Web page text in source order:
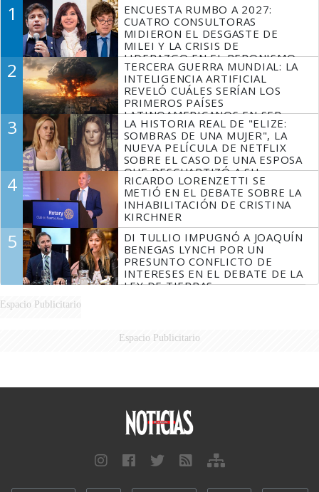
1
ENCUESTA RUMBO A 2027:
CUATRO CONSULTORAS
MIDIERON EL DESGASTE DE
MILEI Y LA CRISIS DE
LIDERAZGO EN EL PERONISMO
2
TERCERA GUERRA MUNDIAL: LA
INTELIGENCIA ARTIFICIAL
REVELÓ CUÁLES SERÍAN LOS
PRIMEROS PAÍSES
LATINOAMERICANOS EN SER
DERROTADOS
3
LA HISTORIA REAL DE "ELIZE:
SOMBRAS DE UNA MUJER", LA
NUEVA PELÍCULA DE NETFLIX
SOBRE EL CASO DE UNA ESPOSA
QUE DESCUARTIZÓ A SU
MARIDO
4
RICARDO LORENZETTI SE
METIÓ EN EL DEBATE SOBRE LA
INHABILITACIÓN DE CRISTINA
KIRCHNER
5
DI TULLIO IMPUGNÓ A JOAQUÍN
BENEGAS LYNCH POR UN
PRESUNTO CONFLICTO DE
INTERESES EN EL DEBATE DE LA
LEY DE TIERRAS
Espacio Publicitario
Espacio Publicitario